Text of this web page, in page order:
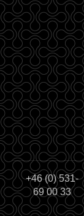
+46 (0) 531-
69 00 33